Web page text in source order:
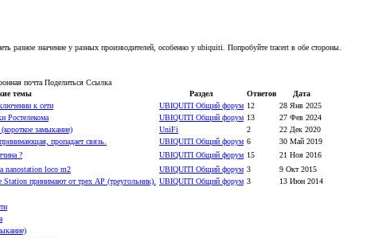
разное значение у разных производителей, особенно у ubiquiti. Попробуйте tracert в обе стороны.
почта Поделиться Ссылка
темы Раздел Ответов
Дата
к сети UBIQUITI Общий форум 12
28 Янв 2025
Ростелекома UBIQUITI Общий форум 13
27 Фев 2024
замыкание) UniFi 2
22 Дек 2020
пропадает связь. UBIQUITI Общий форум 6
30 Май 2019
?
UBIQUITI Общий форум 15
21 Ноя 2016
nanostation loco m2 UBIQUITI Общий форум 3
9 Окт 2015
принимают от трех AP (треугольник). UBIQUITI Общий форум 3
13 Июн 2014